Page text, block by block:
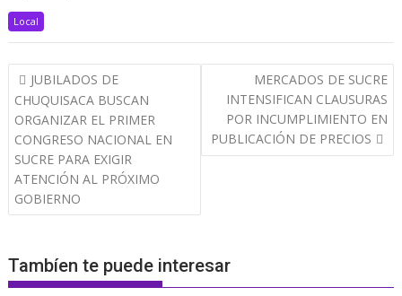
Local
Navegación
de
entradas
JUBILADOS DE
CHUQUISACA BUSCAN
ORGANIZAR EL PRIMER
CONGRESO NACIONAL EN
SUCRE PARA EXIGIR
ATENCIÓN AL PRÓXIMO
GOBIERNO
MERCADOS DE SUCRE
INTENSIFICAN CLAUSURAS
POR INCUMPLIMIENTO EN
PUBLICACIÓN DE PRECIOS
Tambíen te puede interesar